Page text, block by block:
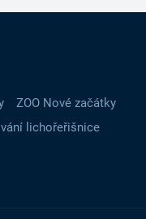
ZOO Nové začátky
lichořeřišnice